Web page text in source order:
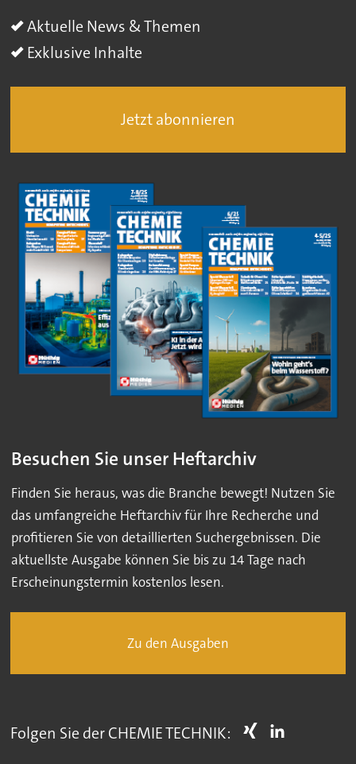
Aktuelle News & Themen
Exklusive Inhalte
Jetzt abonnieren
Besuchen Sie unser Heftarchiv
Finden Sie heraus, was die Branche bewegt! Nutzen Sie
das umfangreiche Heftarchiv für Ihre Recherche und
profitieren Sie von detaillierten Suchergebnissen. Die
aktuellste Ausgabe können Sie bis zu 14 Tage nach
Erscheinungstermin kostenlos lesen.
Zu den Ausgaben
Folgen Sie der CHEMIE TECHNIK: